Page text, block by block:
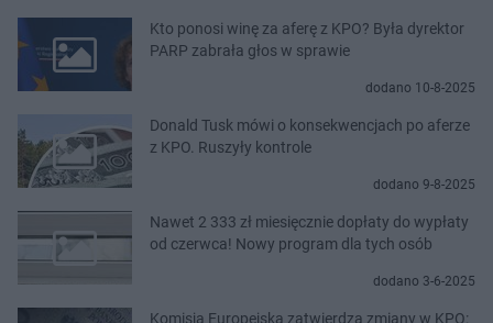
Kto ponosi winę za aferę z KPO? Była dyrektor
PARP zabrała głos w sprawie
dodano 10-8-2025
Donald Tusk mówi o konsekwencjach po aferze
z KPO. Ruszyły kontrole
dodano 9-8-2025
Nawet 2 333 zł miesięcznie dopłaty do wypłaty
od czerwca! Nowy program dla tych osób
dodano 3-6-2025
Komisja Europejska zatwierdza zmiany w KPO: